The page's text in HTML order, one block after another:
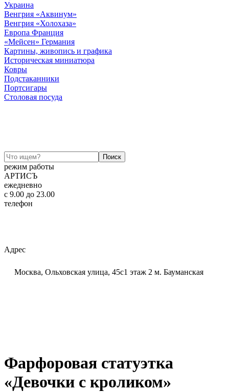
Украина
Венгрия «Аквинум»
Венгрия «Холохаза»
Европа Франция
«Мейсен» Германия
Картины, живопись и графика
Историческая миниатюра
Ковры
Подстаканники
Портсигары
Столовая посуда
режим работы
АРТИСЪ
ежедневно
c 9.00 до 23.00
телефон
Адрес
Москва, Ольховская улица, 45с1 этаж 2 м. Бауманская
Фарфоровая статуэтка
«Девочки с кроликом»